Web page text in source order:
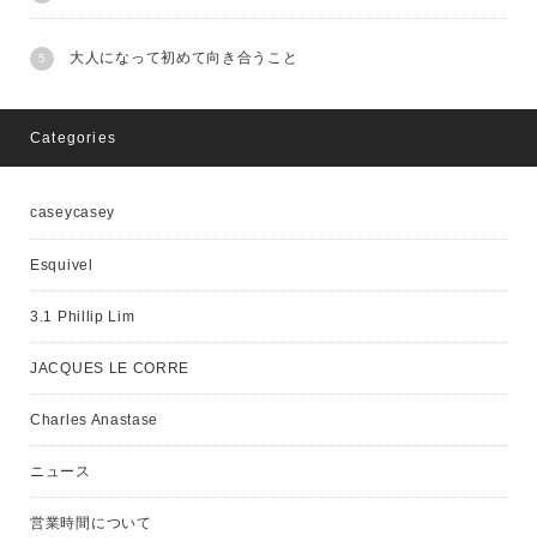
大人になって初めて向き合うこと
Categories
caseycasey
Esquivel
3.1 Phillip Lim
JACQUES LE CORRE
Charles Anastase
ニュース
営業時間について